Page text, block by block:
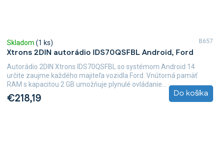
Xtrons 2DIN autorádio IDS70QSFBL Android, Ford
Skladom (1 ks)
€218,19 Do košíka
Autorádio 2DIN Xtrons IDS70QSFBL so systémom Android 14
určite zaujme každého majiteľa vozidla Ford. Vnútorná pamäť
RAM s kapacitou 2 GB umožňuje plynulé ovládanie...
B657